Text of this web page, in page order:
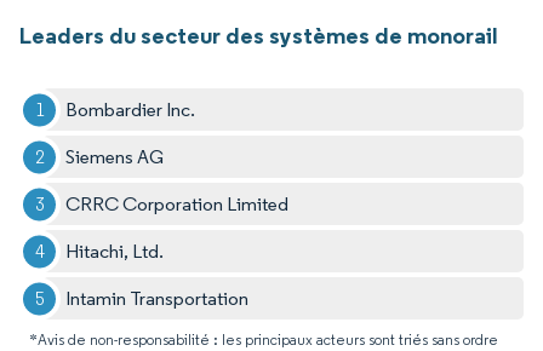
Leaders du secteur des systèmes de monorail
Bombardier Inc.
Siemens AG
CRRC Corporation Limited
Hitachi, Ltd.
Intamin Transportation
*Avis de non-responsabilité : les principaux acteurs sont triés sans ordre